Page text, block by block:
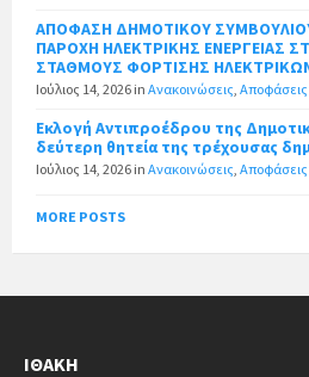
ΑΠΟΦΑΣΗ ΔΗΜΟΤΙΚΟΥ
ΠΑΡΟΧΗ ΗΛΕΚΤΡΙΚΗΣ ΕΝΕΡΓΕΙΑΣ
ΣΤΑΘΜΟΥΣ ΦΟΡΤΙΣΗΣ
Ιούλιος 14, 2026 in Ανακοινώσεις
Εκλογή Αντιπροέδρου της
δεύτερη θητεία της τρέχουσας
Ιούλιος 14, 2026 in Ανακοινώσεις
MORE POSTS
ΙΘΆΚΗ